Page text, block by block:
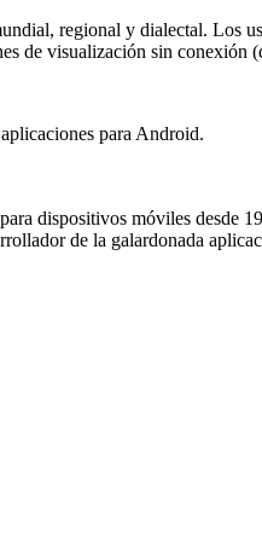
regional y dialectal. Los
de visualización sin conexión
para Android.
dispositivos móviles desde
de la galardonada